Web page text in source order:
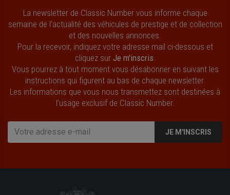
La newsletter de Classic Number vous informe chaque
semaine de l’actualité des véhicules de prestige et de collection
et des nouvelles annonces.
Pour la recevoir, indiquez votre adresse mail ci-dessous et
cliquez sur Je m'inscris
Vous pourrez à tout moment vous désabonner en suivant les
instructions qui figurent au bas de chaque newsletter.
Les informations que vous nous transmettez sont destinées à
l’usage exclusif de Classic Number.
JE M'INSCRIS